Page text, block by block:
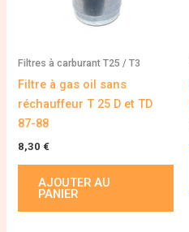
Filtres à carburant T25 / T3
Filtre à gas oil sans
réchauffeur T 25 D et TD
87-88
8,30 €
AJOUTER AU
PANIER